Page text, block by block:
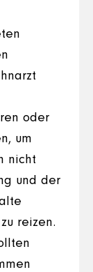
oder
um
nicht
und der
reizen.